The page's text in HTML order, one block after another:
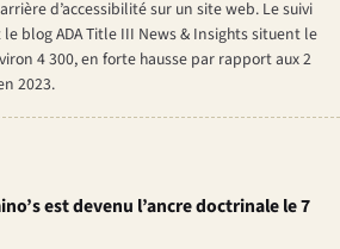
d’accessibilité sur un site web. Le suivi
le blogADA Title III News & Insightssituent le
4 300, en forte hausse par rapport aux 2
2023.
est devenu l’ancre doctrinale le 7